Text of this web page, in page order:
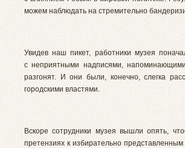
можем наблюдать на стремительно
Увидев наш пикет, работники музея
с неприятными надписями,
разгонят. И они были, конечно, слегка
городскими властями.
Вскоре сотрудники музея вышли опять,
претензиях к избирательно